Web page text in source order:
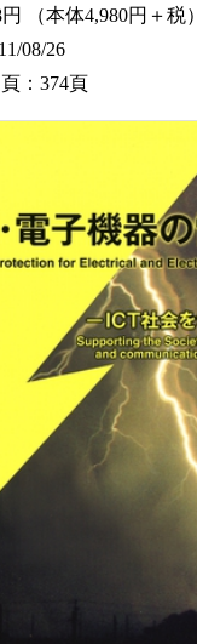
（本体4,980円＋税）
08/26
：374頁